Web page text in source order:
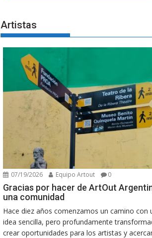
Artistas
07/19/2026 Equipo Artout 0
Gracias por hacer de ArtOut
una comunidad
Hace diez años comenzamos un camino con
idea sencilla, pero profundamente
crear oportunidades para los artistas y